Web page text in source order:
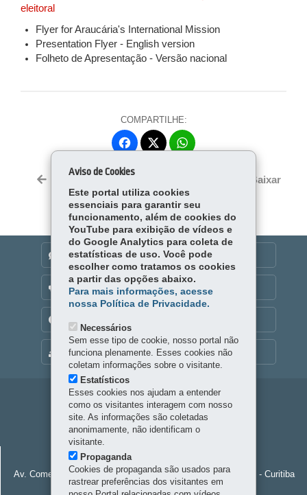
eleitoral
Flyer for Araucária's International Mission
Presentation Flyer - English version
Folheto de Apresentação - Versão nacional
COMPARTILHE:
Fa
ok
er
Baixar
MAPA DO SITE
DENUNCIE CORRUPÇÃO
OUVIDORIA
Navegação
principal
FUNDAÇÃO ARAUCÁRIA
Av. Comendador Franco, 1341 - Jardim Botânico-80215-090 - Curitiba
-PR MAPA
Aviso de Cookies
Este portal utiliza cookies
essenciais para garantir seu
funcionamento, além de cookies do
YouTube para exibição de vídeos e
do Google Analytics para coleta de
estatísticas de uso. Você pode
escolher como tratamos os cookies
a partir das opções abaixo.
Para mais informações, acesse
nossa Política de Privacidade.
Necessários
Sem esse tipo de cookie, nosso portal não
funciona plenamente. Esses cookies não
coletam informações sobre o visitante.
Estatísticos
Esses cookies nos ajudam a entender
como os visitantes interagem com nosso
site. As informações são coletadas
anonimamente, não identificam o
visitante.
Propaganda
Cookies de propaganda são usados para
rastrear preferências dos visitantes em